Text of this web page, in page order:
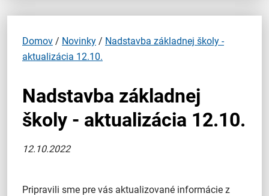
Samospráva
Miestny úrad
O Lamači
Domov / Novinky / Nadstavba základnej školy -
aktualizácia 12.10.
Nadstavba základnej
školy - aktualizácia 12.10.
12.10.2022
Pripravili sme pre vás aktualizované informácie z